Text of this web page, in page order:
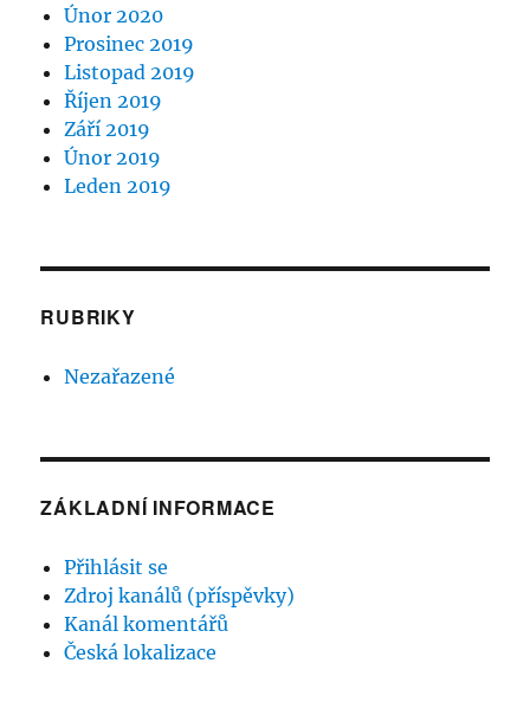
Únor 2020
Prosinec 2019
Listopad 2019
Říjen 2019
Září 2019
Únor 2019
Leden 2019
RUBRIKY
Nezařazené
ZÁKLADNÍ INFORMACE
Přihlásit se
Zdroj kanálů (příspěvky)
Kanál komentářů
Česká lokalizace